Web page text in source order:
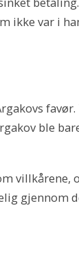
ikke var i
ble
villkårene,
gjennom